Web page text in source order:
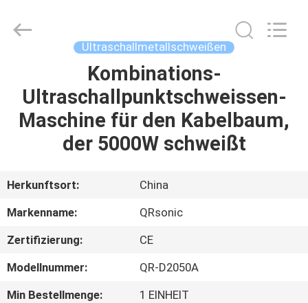
PRODUKTE
UNS
QUALITÄTSKONTROLLE
Co.,Ltd.
Ultraschallmetallschweißen
Kombinations-
Ultraschallpunktschweissen-
Maschine für den Kabelbaum,
der 5000W schweißt
Herkunftsort:
China
Markenname:
QRsonic
Zertifizierung:
CE
Modellnummer:
QR-D2050A
Min Bestellmenge:
1 EINHEIT